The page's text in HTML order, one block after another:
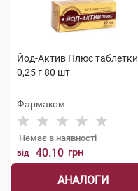
Йод-Актив Плюс таблетки
0,25 г 80 шт
Фармаком
Немає в наявності
від 40.10 грн
АНАЛОГИ